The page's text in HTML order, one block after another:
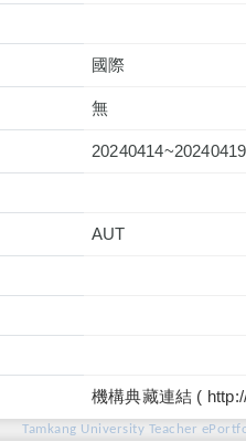
國際
無
20240414~20240419
AUT
機構典藏連結 (
Tamkang University Teacher